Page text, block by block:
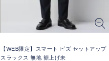
【WEB限定】スマート ビズ セットアップ
スラックス 無地 裾上げ未